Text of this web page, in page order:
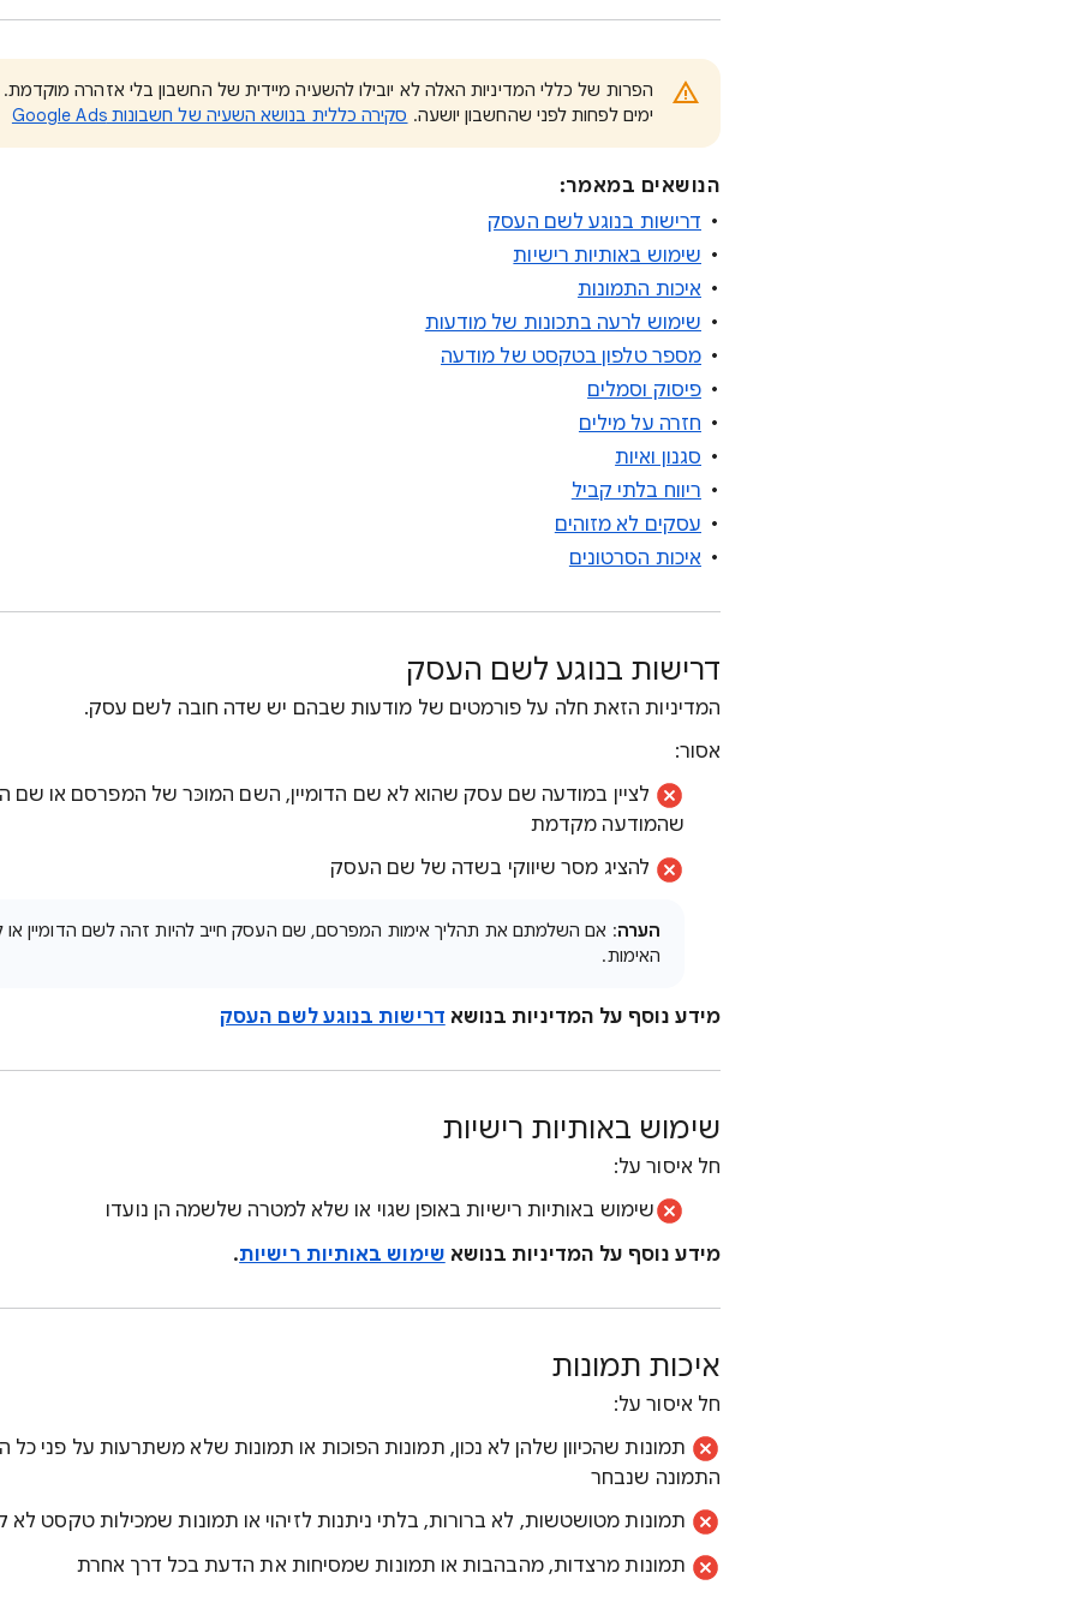
ימים לפחות לפני שהחשבון יושעה. סקירה כללית בנושא השעיה של חשבונות Google Ads
הנושאים במאמר:
דרישות בנוגע לשם העסק
שימוש באותיות רישיות
איכות התמונות
שימוש לרעה בתכונות של מודעות
מספר טלפון בטקסט של מודעה
פיסוק וסמלים
חזרה על מילים
סגנון ואיות
ריווח בלתי קביל
עסקים לא מזוהים
איכות הסרטונים
דרישות בנוגע לשם העסק
המדיניות הזאת חלה על פורמטים של מודעות שבהם יש שדה חובה לשם עסק.
אסור:
לציין במודעה שם עסק שהוא לא שם הדומיין, השם המוכּר של המפרסם או שם
שהמודעה מקדמת
להציג מסר שיווקי בשדה של שם העסק
הערה: אם השלמתם את תהליך אימות המפרסם, שם העסק חייב להיות זהה לשם הדומיין
האימות.
מידע נוסף על המדיניות בנושא דרישות בנוגע לשם העסק
שימוש באותיות רישיות
חל איסור על:
שימוש באותיות רישיות באופן שגוי או שלא למטרה שלשמה הן נועדו
מידע נוסף על המדיניות בנושא שימוש באותיות רישיות.
איכות תמונות
חל איסור על:
תמונות שהכיוון שלהן לא נכון, תמונות הפוכות או תמונות שלא משתרעות על פני
התמונה שנבחר
תמונות מטושטשות, לא ברורות, בלתי ניתנות לזיהוי או תמונות שמכילות טקסט לא
תמונות מרצדות, מהבהבות או תמונות שמסיחות את הדעת בכל דרך אחרת